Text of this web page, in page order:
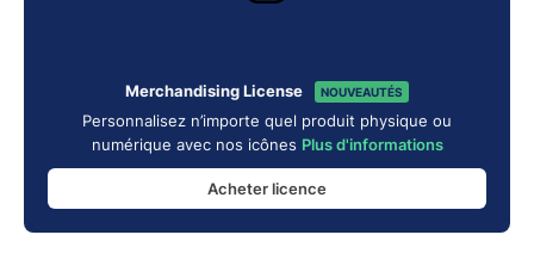
Merchandising License NOUVEAUTÉS
Personnalisez n’importe quel produit physique ou
numérique avec nos icônes Plus d'informations
Acheter licence